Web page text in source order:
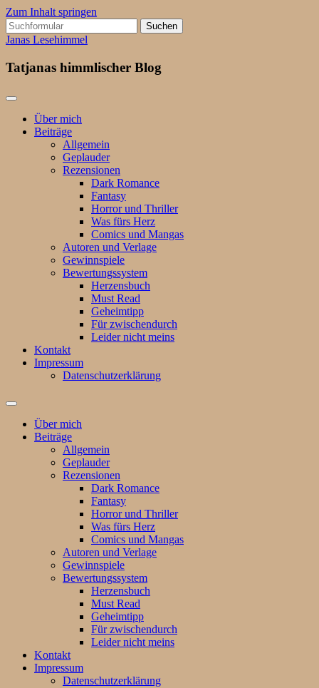
Zum Inhalt springen
Suchen
nach:
Janas Lesehimmel
Tatjanas himmlischer Blog
Über mich
Beiträge
Allgemein
Geplauder
Rezensionen
Dark Romance
Fantasy
Horror und Thriller
Was fürs Herz
Comics und Mangas
Autoren und Verlage
Gewinnspiele
Bewertungssystem
Herzensbuch
Must Read
Geheimtipp
Für zwischendurch
Leider nicht meins
Kontakt
Impressum
Datenschutzerklärung
Suchfeld
ein-/ausblenden
Über mich
Beiträge
Allgemein
Geplauder
Rezensionen
Dark Romance
Fantasy
Horror und Thriller
Was fürs Herz
Comics und Mangas
Autoren und Verlage
Gewinnspiele
Bewertungssystem
Herzensbuch
Must Read
Geheimtipp
Für zwischendurch
Leider nicht meins
Kontakt
Impressum
Datenschutzerklärung